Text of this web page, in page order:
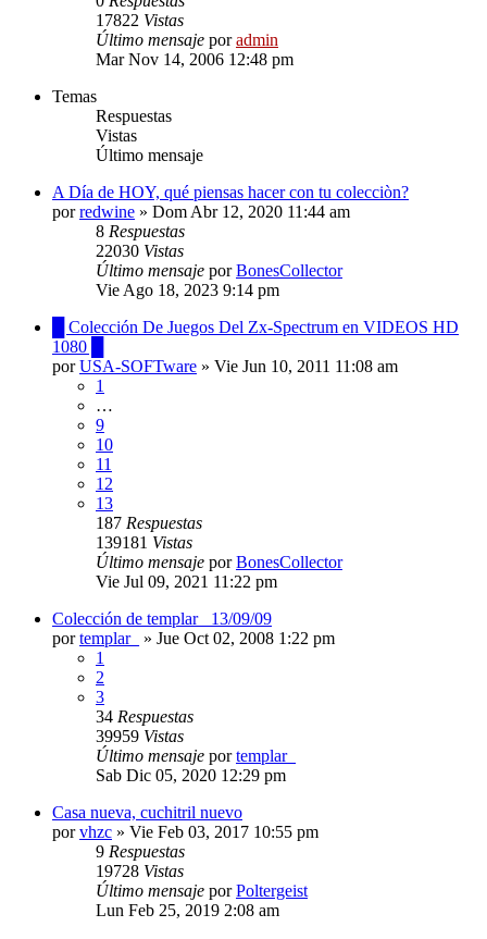
17822 Vistas
Último mensaje poradmin
Mar Nov 14, 2006 12:48 pm
Temas
Respuestas
Vistas
Último mensaje
A Día de HOY, qué piensas hacer con tu colecciòn?
porredwine » Dom Abr 12, 2020 11:44 am
8 Respuestas
22030 Vistas
Último mensaje porBonesCollector
Vie Ago 18, 2023 9:14 pm
█ Colección De Juegos Del Zx-Spectrum en VIDEOS HD
1080 █
porUSA-SOFTware » Vie Jun 10, 2011 11:08 am
1
…
9
10
11
12
13
187 Respuestas
139181 Vistas
Último mensaje porBonesCollector
Vie Jul 09, 2021 11:22 pm
Colección de templar_ 13/09/09
portemplar_ » Jue Oct 02, 2008 1:22 pm
1
2
3
34 Respuestas
39959 Vistas
Último mensaje portemplar_
Sab Dic 05, 2020 12:29 pm
Casa nueva, cuchitril nuevo
porvhzc » Vie Feb 03, 2017 10:55 pm
9 Respuestas
19728 Vistas
Último mensaje porPoltergeist
Lun Feb 25, 2019 2:08 am